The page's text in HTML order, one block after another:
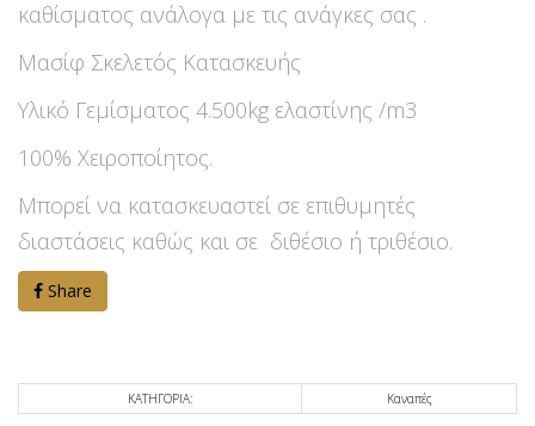
καθίσματος ανάλογα με τις ανάγκες σας .
Μασίφ Σκελετός Κατασκευής
Υλικό Γεμίσματος 4.500kg ελαστίνης /m3
100% Χειροποίητος.
Μπορεί να κατασκευαστεί σε επιθυμητές
διαστάσεις καθώς και σε διθέσιο ή τριθέσιο.
Share
ΚΑΤΗΓΟΡΙΑ: Καναπές